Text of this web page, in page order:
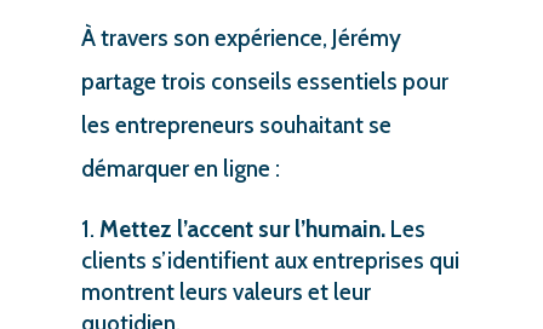
À travers son expérience, Jérémy
partage trois conseils essentiels pour
les entrepreneurs souhaitant se
démarquer en ligne :
Mettez l’accent sur l’humain.Les
clients s’identifient aux entreprises qui
montrent leurs valeurs et leur
quotidien.